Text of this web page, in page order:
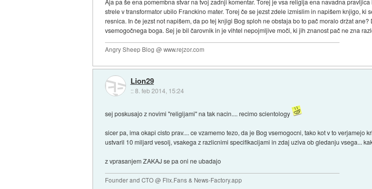
Aja pa še ena pomembna stvar na tvoj zadnji komentar. Torej je vsa religija ena navadna
strele v transformator ubilo Franckino mater. Torej če se jezst zdele izmislim in napišem knjigo,
resnica. In če jezst not napišem, da po tej knjigi Bog sploh ne obstaja bo to pač moralo držat
vsemogočnega boga. Sej je bil čarovnik in je vihtel nepojmljive moči, ki jih znanost pač ne zna
Angry Sheep Blog @ www.rejzor.com
Lion29
::8. feb 2014, 15:24
sej poskusajo z novimi "religijami" na tak nacin.... recimo scientology
sicer pa, ima okapi cisto prav.... ce vzamemo tezo, da je Bog vsemogocni, tako kot v to verjamejo
ustvaril 10 miljard vesolj, vsakega z razlicnimi specifikacijami in zdaj uziva ob gledanju vsega...
z vprasanjem ZAKAJ se pa oni ne ubadajo
Founder and CTO @ Flix.Fans & News-Factory.app